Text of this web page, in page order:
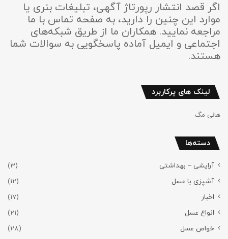
اگر قصد انتشار رپورتاژ آگهی، تبلیغات بنری یا
موارد این چنین را دارید، به صفحه تماس با ما
مراجعه نمایید. همکاران ما از طریق شبکه‌های
اجتماعی و ایمیل آماده پاسخگویی به سوالات شما
هستند.
لینک های پرکاربرد
هانی مگ
دسته‌ها
آرایشی – بهداشتی
(3)
آشپزی با عسل
(12)
اخبار
(17)
انواع عسل
(21)
خواص عسل
(28)